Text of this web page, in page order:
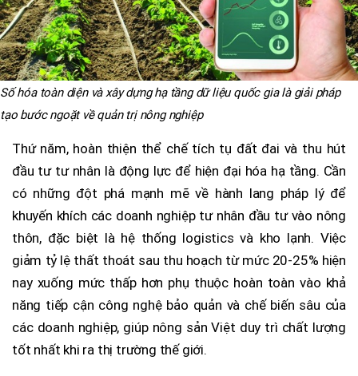
Số hóa toàn diện và xây dựng hạ tầng dữ liệu quốc gia là giải pháp
tạo bước ngoặt về quản trị nông nghiệp
Thứ năm, hoàn thiện thể chế tích tụ đất đai và thu hút
đầu tư tư nhân là động lực để hiện đại hóa hạ tầng. Cần
có những đột phá mạnh mẽ về hành lang pháp lý để
khuyến khích các doanh nghiệp tư nhân đầu tư vào nông
thôn, đặc biệt là hệ thống logistics và kho lạnh. Việc
giảm tỷ lệ thất thoát sau thu hoạch từ mức 20-25% hiện
nay xuống mức thấp hơn phụ thuộc hoàn toàn vào khả
năng tiếp cận công nghệ bảo quản và chế biến sâu của
các doanh nghiệp, giúp nông sản Việt duy trì chất lượng
tốt nhất khi ra thị trường thế giới.